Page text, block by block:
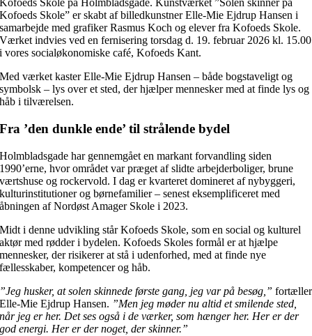
Kofoeds Skole på Holmbladsgade. Kunstværket ”Solen skinner på
Kofoeds Skole” er skabt af billedkunstner Elle-Mie Ejdrup Hansen i
samarbejde med grafiker Rasmus Koch og elever fra Kofoeds Skole.
Værket indvies ved en fernisering torsdag d. 19. februar 2026 kl. 15.00
i vores socialøkonomiske café, Kofoeds Kant.
Med værket kaster Elle-Mie Ejdrup Hansen – både bogstaveligt og
symbolsk – lys over et sted, der hjælper mennesker med at finde lys og
håb i tilværelsen.
Fra ’den dunkle ende’ til strålende bydel
Holmbladsgade har gennemgået en markant forvandling siden
1990’erne, hvor området var præget af slidte arbejderboliger, brune
værtshuse og rockervold. I dag er kvarteret domineret af nybyggeri,
kulturinstitutioner og børnefamilier – senest eksemplificeret med
åbningen af Nordøst Amager Skole i 2023.
Midt i denne udvikling står Kofoeds Skole, som en social og kulturel
aktør med rødder i bydelen. Kofoeds Skoles formål er at hjælpe
mennesker, der risikerer at stå i udenforhed, med at finde nye
fællesskaber, kompetencer og håb.
”Jeg husker, at solen skinnede første gang, jeg var på besøg,” fortæller
Elle-Mie Ejdrup Hansen. ”Men jeg møder nu altid et smilende sted,
når jeg er her. Det ses også i de værker, som hænger her. Her er der
god energi. Her er der noget, der skinner.”